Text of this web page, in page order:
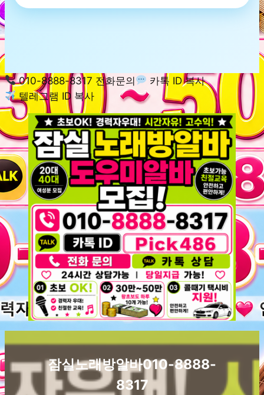
010-8888-8317 전화문의
카톡 ID 복사
텔레그램 ID 복사
잠실노래방알바010-8888-
8317